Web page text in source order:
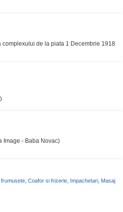
complexului de la piata 1 Decembrie 1918
Image - Baba Novac)
Coafor si frizerie Impachetari Masaj